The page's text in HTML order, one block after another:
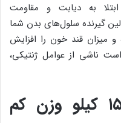
به دیابت و مقاومت
گیرنده سلول‌های بدن شما
میزان قند خون را افزایش
ناشی از عوامل ژنتیکی،
چگونه در یک ماه ۱۵ کیلو وزن کم